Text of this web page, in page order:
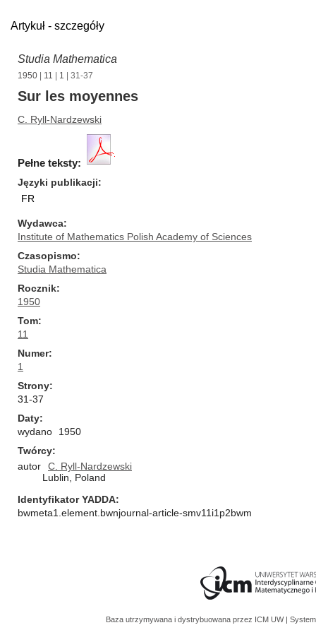
Artykuł - szczegóły
Studia Mathematica
1950 11 1 | 31-37
Sur les moyennes
C. Ryll-Nardzewski
Pełne teksty:
Języki publikacji
FR
Wydawca
Institute of Mathematics Polish Academy of Sciences
Czasopismo
Studia Mathematica
Rocznik
1950
Tom
11
Numer
1
Strony
31-37
Daty
wydano
1950
Twórcy
autor
C. Ryll-Nardzewski
Lublin, Poland
Identyfikator YADDA
bwmeta1.element.bwnjournal-article-smv11i1p2bwm
Baza utrzymywana i dystrybuowana przez ICM UW |